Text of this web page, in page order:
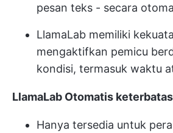
pesan teks - secara
LlamaLab memiliki
mengaktifkan pemicu
kondisi, termasuk waktu
LlamaLab Otomatis
Hanya tersedia untuk